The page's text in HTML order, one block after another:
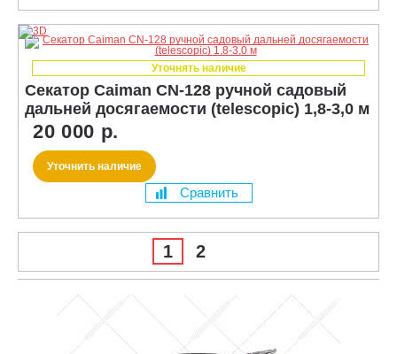
Уточнять наличие
Секатор Caiman CN-128 ручной садовый
дальней досягаемости (telescopic) 1,8-3,0 м
20 000 р.
Уточнить наличие
Сравнить
1 2